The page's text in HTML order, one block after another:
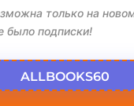
только на
было подписки!
ALLBOOKS60